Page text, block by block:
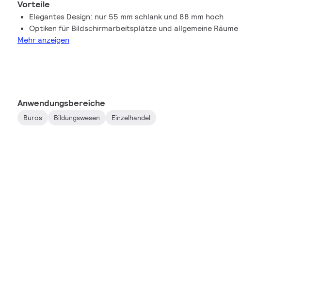
Vorteile
Elegantes Design: nur 55 mm schlank und 88 mm hoch
Optiken für Bildschirmarbeitsplätze und allgemeine Räume
Mehr anzeigen
Anwendungsbereiche
Büros Bildungswesen Einzelhandel